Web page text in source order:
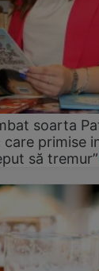
soarta
primise
să tremur”